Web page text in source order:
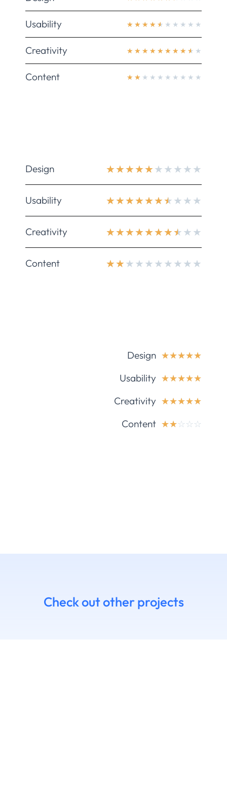
Usability ★ ★ ★ ★ ★ ★ ★ ★ ★ ★
Creativity ★ ★ ★ ★ ★ ★ ★ ★ ★ ★
Content ★ ★ ★ ★ ★ ★ ★ ★ ★ ★
Design ★★★★★★ ★ ★ ★ ★
Usability ★★★★★★★ ★ ★ ★
Creativity ★★★★★★★★ ★ ★
Content ★★★ ★ ★ ★ ★ ★ ★ ★
Design ☆☆☆☆☆
Usability ☆☆☆☆☆
Creativity ☆☆☆☆☆
Content ☆☆☆ ☆ ☆
Check out other projects